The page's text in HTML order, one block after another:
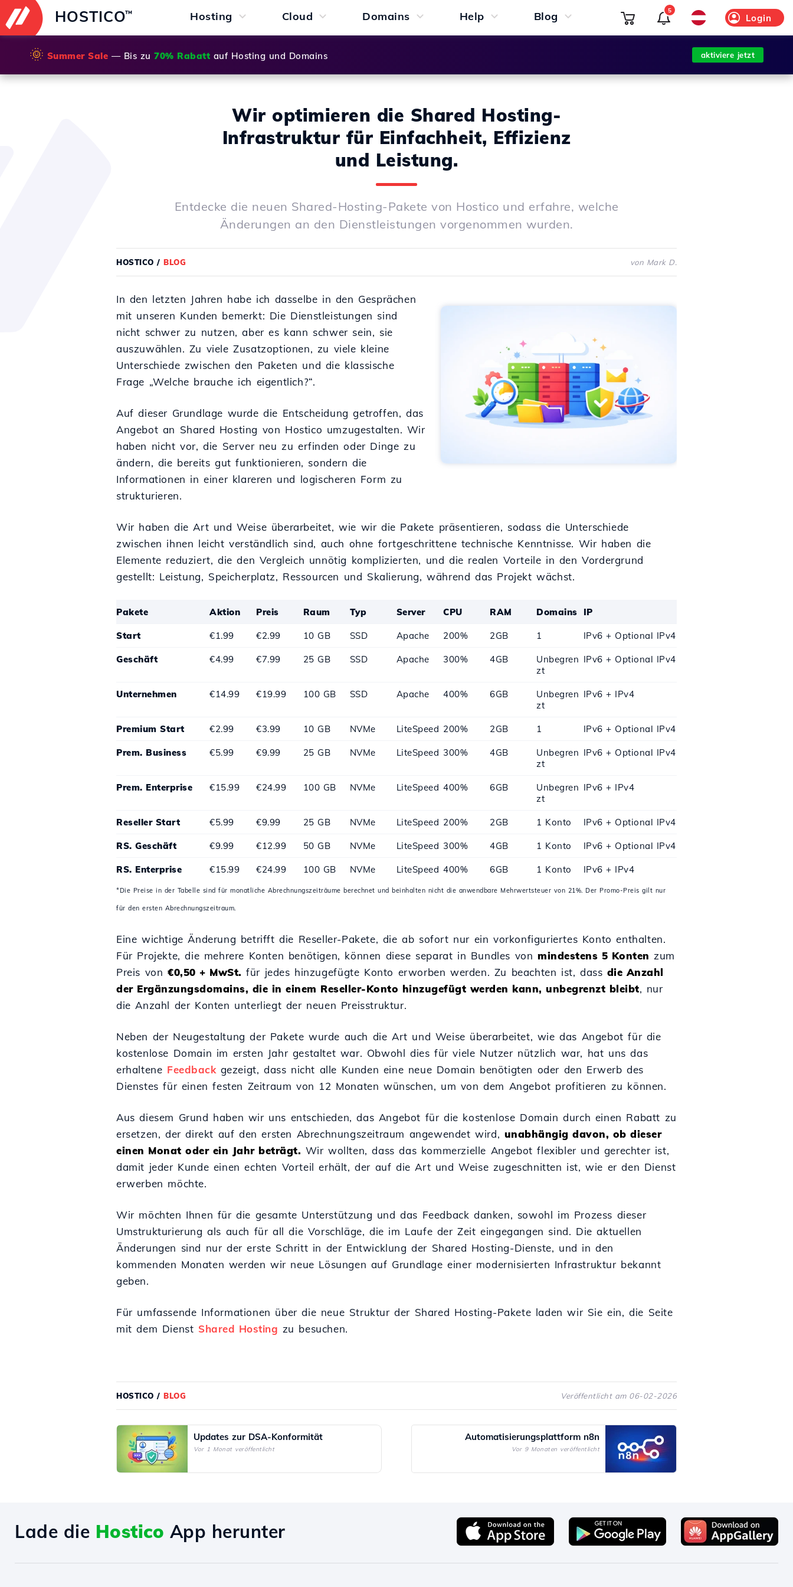
HOSTICO™ Hosting Cloud Domains Help Blog Login
5
🌞 Summer Sale — Bis zu 70% Rabatt auf Hosting und Domains aktiviere jetzt
Wir optimieren die Shared Hosting-
Infrastruktur für Einfachheit, Effizienz
und Leistung.
Entdecke die neuen Shared-Hosting-Pakete von Hostico und erfahre, welche
Änderungen an den Dienstleistungen vorgenommen wurden.
HOSTICO / BLOG von Mark D.
In den letzten Jahren habe ich dasselbe in den Gesprächen
mit unseren Kunden bemerkt: Die Dienstleistungen sind
nicht schwer zu nutzen, aber es kann schwer sein, sie
auszuwählen. Zu viele Zusatzoptionen, zu viele kleine
Unterschiede zwischen den Paketen und die klassische
Frage „Welche brauche ich eigentlich?“.
Auf dieser Grundlage wurde die Entscheidung getroffen, das
Angebot an Shared Hosting von Hostico umzugestalten. Wir
haben nicht vor, die Server neu zu erfinden oder Dinge zu
ändern, die bereits gut funktionieren, sondern die
Informationen in einer klareren und logischeren Form zu
strukturieren.
Wir haben die Art und Weise überarbeitet, wie wir die Pakete präsentieren, sodass die Unterschiede
zwischen ihnen leicht verständlich sind, auch ohne fortgeschrittene technische Kenntnisse. Wir haben die
Elemente reduziert, die den Vergleich unnötig komplizierten, und die realen Vorteile in den Vordergrund
gestellt: Leistung, Speicherplatz, Ressourcen und Skalierung, während das Projekt wächst.
Pakete Aktion Preis Raum Typ Server CPU RAM Domains IP
Start €1.99 €2.99 10 GB SSD Apache 200% 2GB 1 IPv6 + Optional IPv4
Geschäft €4.99 €7.99 25 GB SSD Apache 300% 4GB
Unbegren
zt
IPv6 + Optional IPv4
Unternehmen €14.99 €19.99 100 GB SSD Apache 400% 6GB
Unbegren
zt
IPv6 + IPv4
Premium Start €2.99 €3.99 10 GB NVMe LiteSpeed 200% 2GB 1 IPv6 + Optional IPv4
Prem. Business €5.99 €9.99 25 GB NVMe LiteSpeed 300% 4GB
Unbegren
zt
IPv6 + Optional IPv4
Prem. Enterprise €15.99 €24.99 100 GB NVMe LiteSpeed 400% 6GB
Unbegren
zt
IPv6 + IPv4
Reseller Start €5.99 €9.99 25 GB NVMe LiteSpeed 200% 2GB 1 Konto IPv6 + Optional IPv4
RS. Geschäft €9.99 €12.99 50 GB NVMe LiteSpeed 300% 4GB 1 Konto IPv6 + Optional IPv4
RS. Enterprise €15.99 €24.99 100 GB NVMe LiteSpeed 400% 6GB 1 Konto IPv6 + IPv4
*Die Preise in der Tabelle sind für monatliche Abrechnungszeiträume berechnet und beinhalten nicht die anwendbare Mehrwertsteuer von 21%. Der Promo-Preis gilt nur
für den ersten Abrechnungszeitraum.
Eine wichtige Änderung betrifft die Reseller-Pakete, die ab sofort nur ein vorkonfiguriertes Konto enthalten.
Für Projekte, die mehrere Konten benötigen, können diese separat in Bundles von mindestens 5 Konten zum
Preis von €0,50 + MwSt. für jedes hinzugefügte Konto erworben werden. Zu beachten ist, dass die Anzahl
der Ergänzungsdomains, die in einem Reseller-Konto hinzugefügt werden kann, unbegrenzt bleibt, nur
die Anzahl der Konten unterliegt der neuen Preisstruktur.
Neben der Neugestaltung der Pakete wurde auch die Art und Weise überarbeitet, wie das Angebot für die
kostenlose Domain im ersten Jahr gestaltet war. Obwohl dies für viele Nutzer nützlich war, hat uns das
erhaltene Feedback gezeigt, dass nicht alle Kunden eine neue Domain benötigten oder den Erwerb des
Dienstes für einen festen Zeitraum von 12 Monaten wünschen, um von dem Angebot profitieren zu können.
Aus diesem Grund haben wir uns entschieden, das Angebot für die kostenlose Domain durch einen Rabatt zu
ersetzen, der direkt auf den ersten Abrechnungszeitraum angewendet wird, unabhängig davon, ob dieser
einen Monat oder ein Jahr beträgt. Wir wollten, dass das kommerzielle Angebot flexibler und gerechter ist,
damit jeder Kunde einen echten Vorteil erhält, der auf die Art und Weise zugeschnitten ist, wie er den Dienst
erwerben möchte.
Wir möchten Ihnen für die gesamte Unterstützung und das Feedback danken, sowohl im Prozess dieser
Umstrukturierung als auch für all die Vorschläge, die im Laufe der Zeit eingegangen sind. Die aktuellen
Änderungen sind nur der erste Schritt in der Entwicklung der Shared Hosting-Dienste, und in den
kommenden Monaten werden wir neue Lösungen auf Grundlage einer modernisierten Infrastruktur bekannt
geben.
Für umfassende Informationen über die neue Struktur der Shared Hosting-Pakete laden wir Sie ein, die Seite
mit dem Dienst Shared Hosting zu besuchen.
HOSTICO / BLOG Veröffentlicht am 06-02-2026
Updates zur DSA-Konformität
Vor 1 Monat veröffentlicht
Automatisierungsplattform n8n
Vor 9 Monaten veröffentlicht
Lade die Hostico App herunter